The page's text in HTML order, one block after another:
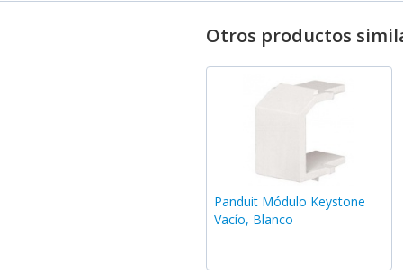
Otros productos
Panduit Módulo Keystone
Vacío, Blanco